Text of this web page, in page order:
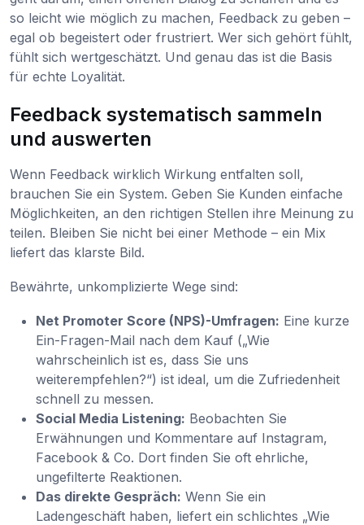
so leicht wie möglich zu machen, Feedback zu geben –
egal ob begeistert oder frustriert. Wer sich gehört fühlt,
fühlt sich wertgeschätzt. Und genau das ist die Basis
für echte Loyalität.
Feedback systematisch sammeln
und auswerten
Wenn Feedback wirklich Wirkung entfalten soll,
brauchen Sie ein System. Geben Sie Kunden einfache
Möglichkeiten, an den richtigen Stellen ihre Meinung zu
teilen. Bleiben Sie nicht bei einer Methode – ein Mix
liefert das klarste Bild.
Bewährte, unkomplizierte Wege sind:
Net Promoter Score (NPS)-Umfragen: Eine kurze
Ein-Fragen-Mail nach dem Kauf („Wie
wahrscheinlich ist es, dass Sie uns
weiterempfehlen?“) ist ideal, um die Zufriedenheit
schnell zu messen.
Social Media Listening: Beobachten Sie
Erwähnungen und Kommentare auf Instagram,
Facebook & Co. Dort finden Sie oft ehrliche,
ungefilterte Reaktionen.
Das direkte Gespräch: Wenn Sie ein
Ladengeschäft haben, liefert ein schlichtes „Wie